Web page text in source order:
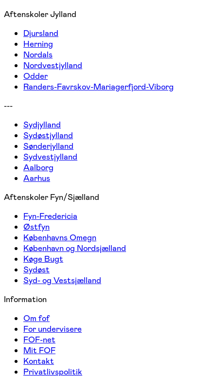
Aftenskoler Jylland
Djursland
Herning
Nordals
Nordvestjylland
Odder
Randers-Favrskov-Mariagerfjord-Viborg
---
Sydjylland
Sydøstjylland
Sønderjylland
Sydvestjylland
Aalborg
Aarhus
Aftenskoler Fyn/Sjælland
Fyn-Fredericia
Østfyn
Københavns Omegn
København og Nordsjælland
Køge Bugt
Sydøst
Syd- og Vestsjælland
Information
Om fof
For undervisere
FOF-net
Mit FOF
Kontakt
Privatlivspolitik